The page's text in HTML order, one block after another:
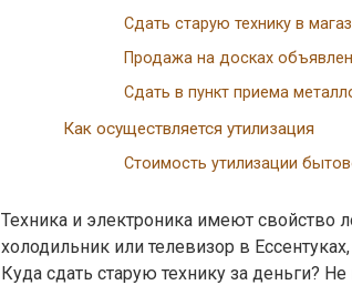
Сдать старую технику в
Продажа на досках
Сдать в пункт приема
Как осуществляется утилизация
Стоимость утилизации
Техника и электроника имеют свойство
холодильник или телевизор в
Куда сдать старую технику за деньги?